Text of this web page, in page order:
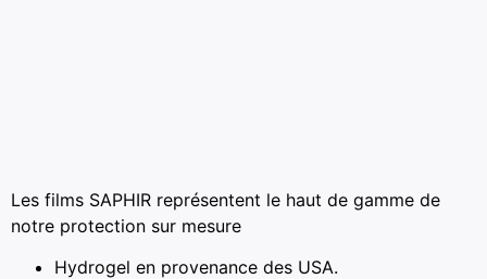
Les films SAPHIR représentent le haut de gamme de
notre protection sur mesure
Hydrogel en provenance des USA.